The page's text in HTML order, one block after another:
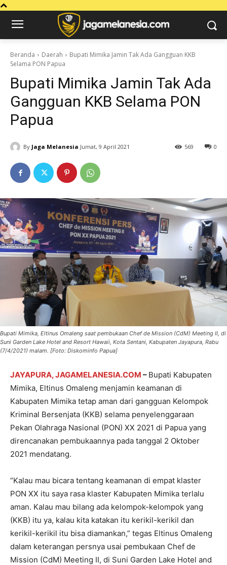
Beranda Daerah
Bupati Mimika Jamin Tak Ada Gangguan KKB
Selama PON Papua
Bupati Mimika Jamin Tak Ada
Gangguan KKB Selama PON
Papua
By Jaga Melanesia Jumat, 9 April 2021 0
569
Bupati Mimika, Eltinus Omaleng saat pembukaan Chef de Mission (CdM) Meeting II, di
Suni Garden Lake Hotel and Resort Hawaii, Kota Sentani, Kabupaten Jayapura, Rabu
(7/4/2021) malam. [Foto: Diskominfo Papua]
JAYAPURA, JAGAMELANESIA.COM – Bupati Kabupaten
Mimika, Eltinus Omaleng menjamin keamanan di
Kabupaten Mimika tetap aman dari gangguan Kelompok
Kriminal Bersenjata (KKB) selama penyelenggaraan
Pekan Olahraga Nasional (PON) XX 2021 di Papua yang
direncanakan pembukaannya pada tanggal 2 Oktober
2021 mendatang.
“Kalau mau bicara tentang keamanan di empat klaster
PON XX itu saya rasa klaster Kabupaten Mimika terlalu
aman. Kalau mau bilang ada kelompok-kelompok yang
(KKB) itu ya, kalau kita katakan itu kerikil-kerikil dan
kerikil-kerikil itu bisa diamankan,” tegas Eltinus Omaleng
dalam keterangan persnya usai pembukaan Chef de
Mission (CdM) Meeting II, di Suni Garden Lake Hotel and